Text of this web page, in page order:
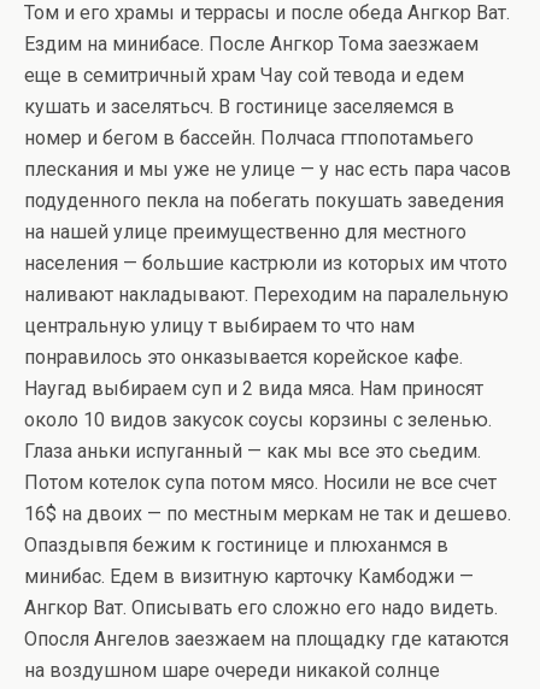
Том и его храмы и террасы и после обеда Ангкор Ват.
Ездим на минибасе. После Ангкор Тома заезжаем
еще в семитричный храм Чау сой тевода и едем
кушать и заселятьсч. В гостинице заселяемся в
номер и бегом в бассейн. Полчаса гтпопотамьего
плескания и мы уже не улице — у нас есть пара часов
подуденного пекла на побегать покушать заведения
на нашей улице преимущественно для местного
населения — большие кастрюли из которых им чтото
наливают накладывают. Переходим на паралельную
центральную улицу т выбираем то что нам
понравилось это онказывается корейское кафе.
Наугад выбираем суп и 2 вида мяса. Нам приносят
около 10 видов закусок соусы корзины с зеленью.
Глаза аньки испуганный — как мы все это сьедим.
Потом котелок супа потом мясо. Носили не все счет
16$ на двоих — по местным меркам не так и дешево.
Опаздывпя бежим к гостинице и плюханмся в
минибас. Едем в визитную карточку Камбоджи —
Ангкор Ват. Описывать его сложно его надо видеть.
Опосля Ангелов заезжаем на площадку где катаются
на воздушном шаре очереди никакой солнце